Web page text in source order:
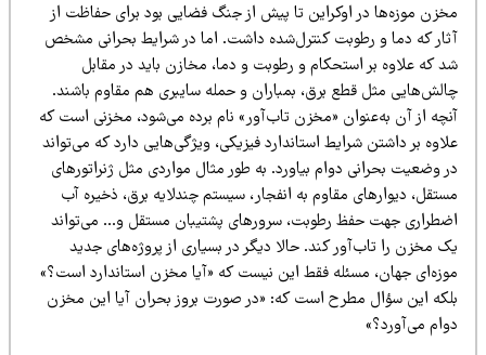
موزه‌ها در اوکراین تا پیش از جنگ فضایی بود برای حفاظت از
که دما و رطوبت کنترل‌شده داشت. اما در شرایط بحرانی مشخص
که علاوه بر استحکام و رطوبت و دما، مخازن باید در مقابل
مثل قطع برق، بمباران و حمله سایبری هم مقاوم باشند.
از آن به‌عنوان «مخزن تاب‌آور» نام برده می‌شود، مخزنی است که
بر داشتن شرایط استاندارد فیزیکی، ویژگی‌هایی دارد که می‌تواند
وضعیت بحرانی دوام بیاورد. به طور مثال مواردی مثل ژنراتورهای
دیوارهای مقاوم به انفجار، سیستم چندلایه برق، ذخیره آب
جهت حفظ رطوبت، سرورهای پشتیبان مستقل و… می‌تواند
مخزن را تاب‌آور کند. حالا دیگر در بسیاری از پروژه‌های جدید
جهان، مسئله فقط این نیست که «آیا مخزن استاندارد است؟»
این سؤال مطرح است که: «در صورت بروز بحران آیا این مخزن
می‌آورد؟»